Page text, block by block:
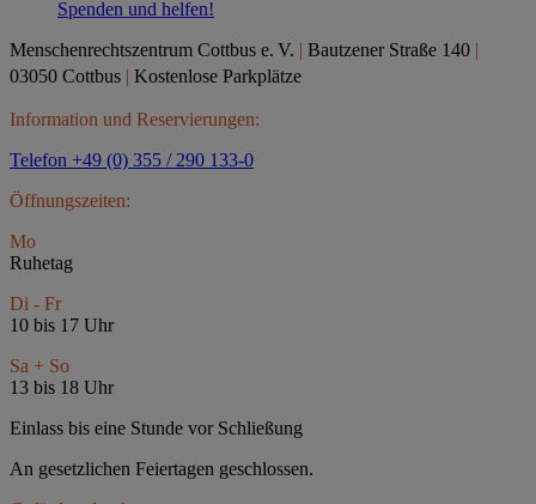
Spenden und helfen!
Menschenrechtszentrum Cottbus e. V. | Bautzener Straße 140 |
03050 Cottbus | Kostenlose Parkplätze
Information und Reservierungen:
Telefon +49 (0) 355 / 290 133-0
Öffnungszeiten:
Mo
Ruhetag
Di - Fr
10 bis 17 Uhr
Sa + So
13 bis 18 Uhr
Einlass bis eine Stunde vor Schließung
An gesetzlichen Feiertagen geschlossen.